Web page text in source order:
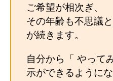
ご希望が相次ぎ、
その年齢も不思議
が続きます。
自分から「 やって
示ができるように